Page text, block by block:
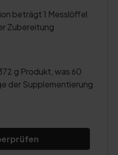
beträgt 1 Messlöffel
Zubereitung
g Produkt, was 60
der Supplementierung